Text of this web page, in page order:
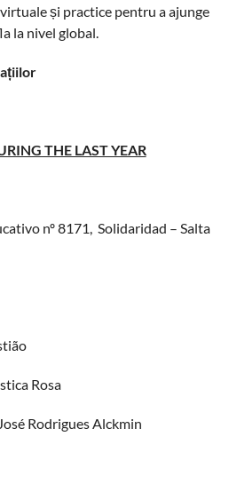
și practice pentru a ajunge
la nivel global.
THE LAST YEAR
nº 8171, Solidaridad – Salta
Rosa
Rodrigues Alckmin